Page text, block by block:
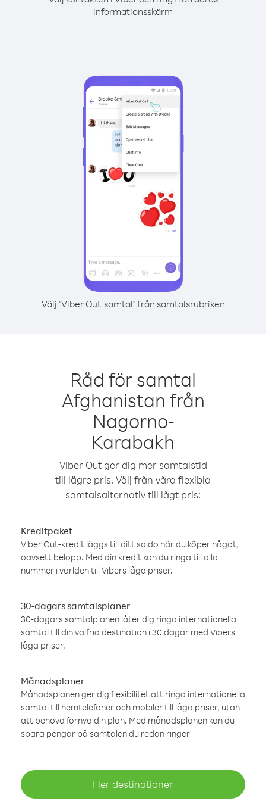
informationsskärm
Välj "Viber Out-samtal" från samtalsrubriken
Råd för samtal
Afghanistan från
Nagorno-
Karabakh
Viber Out ger dig mer samtalstid
till lägre pris. Välj från våra flexibla
samtalsalternativ till lågt pris:
Kreditpaket
Viber Out-kredit läggs till ditt saldo när du köper något,
oavsett belopp. Med din kredit kan du ringa till alla
nummer i världen till Vibers låga priser.
30-dagars samtalsplaner
30-dagars samtalplanen låter dig ringa internationella
samtal till din valfria destination i 30 dagar med Vibers
låga priser.
Månadsplaner
Månadsplanen ger dig flexibilitet att ringa internationella
samtal till hemtelefoner och mobiler till låga priser, utan
att behöva förnya din plan. Med månadsplanen kan du
spara pengar på samtalen du redan ringer
Fler destinationer